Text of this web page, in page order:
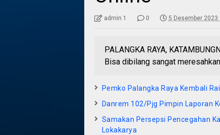
admin 1 0 5 Desember 2023
PALANGKA RAYA,
Bisa dibilang sangat
Pemko Palangka Raya Kembali
Danrem 102/Pjg Pimpin Laporan
Samakan Persepsi Pencegahan
Lokakarya